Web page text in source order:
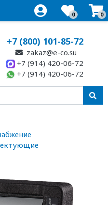
0 0
+7 (800) 101-85-72
zakaz@e-co.su
+7 (914) 420-06-72
+7 (914) 420-06-72